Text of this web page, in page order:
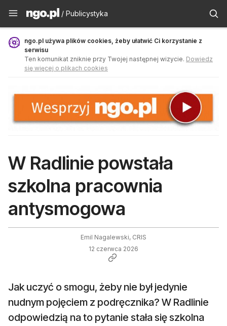
Publicystyka - ngo.pl
/ Publicystyka
ngo.pl używa plików cookies, żeby ułatwić Ci korzystanie z
serwisu
Ten komunikat zniknie przy Twojej następnej wizycie. Dowiedz
się więcej o plikach cookies
W Radlinie powstała
szkolna pracownia
antysmogowa
Emil Nagalewski, CRIS
12 czerwca 2026
Jak uczyć o smogu, żeby nie był jedynie
nudnym pojęciem z podręcznika? W Radlinie
odpowiedzią na to pytanie stała się szkolna